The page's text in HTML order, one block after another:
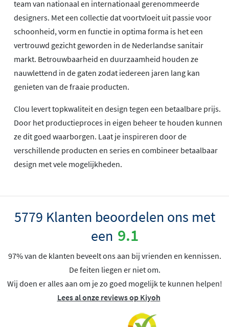
team van nationaal en internationaal gerenommeerde
designers. Met een collectie dat voortvloeit uit passie voor
schoonheid, vorm en functie in optima forma is het een
vertrouwd gezicht geworden in de Nederlandse sanitair
markt. Betrouwbaarheid en duurzaamheid houden ze
nauwlettend in de gaten zodat iedereen jaren lang kan
genieten van de fraaie producten.
Clou levert topkwaliteit en design tegen een betaalbare prijs.
Door het productieproces in eigen beheer te houden kunnen
ze dit goed waarborgen. Laat je inspireren door de
verschillende producten en series en combineer betaalbaar
design met vele mogelijkheden.
5779 Klanten beoordelen ons met
een 9.1
97% van de klanten beveelt ons aan bij vrienden en kennissen.
De feiten liegen er niet om.
Wij doen er alles aan om je zo goed mogelijk te kunnen helpen!
Lees al onze reviews op Kiyoh